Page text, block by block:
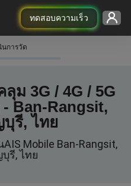
ทดสอบความเร็ว
นการวัด
ม 3G / 4G / 5G
Ban-Rangsit,
รี, ไทย
Mobile Ban-Rangsit,
รี, ไทย